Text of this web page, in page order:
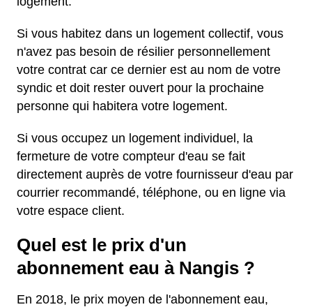
Si vous habitez dans un logement collectif, vous
n'avez pas besoin de résilier personnellement
votre contrat car ce dernier est au nom de votre
syndic et doit rester ouvert pour la prochaine
personne qui habitera votre logement.
Si vous occupez un logement individuel, la
fermeture de votre compteur d'eau se fait
directement auprès de votre fournisseur d'eau par
courrier recommandé, téléphone, ou en ligne via
votre espace client.
Quel est le prix d'un
abonnement eau à Nangis ?
En 2018, le prix moyen de l'abonnement eau,